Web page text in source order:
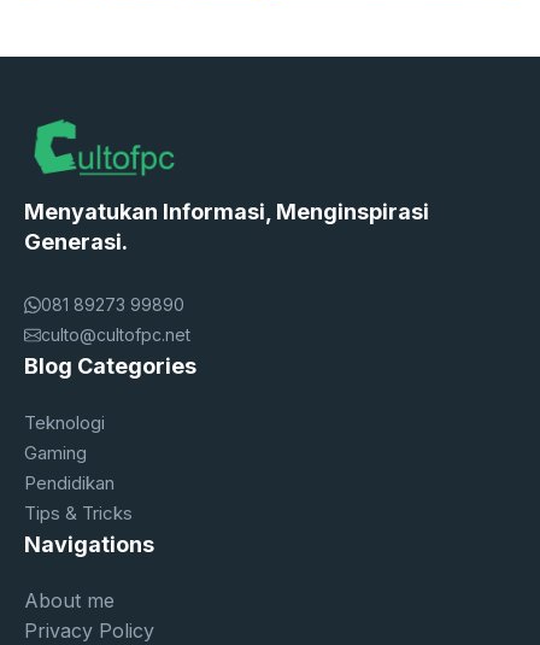
Menyatukan Informasi, Menginspirasi
Generasi.
081 89273 99890
culto@cultofpc.net
Blog Categories
Teknologi
Gaming
Pendidikan
Tips & Tricks
Navigations
About me
Privacy Policy